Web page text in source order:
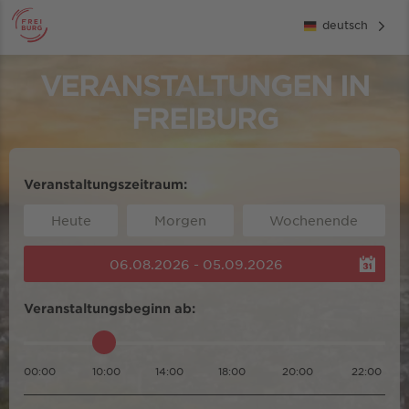
deutsch
VERANSTALTUNGEN IN
FREIBURG
Veranstaltungszeitraum:
Heute Morgen Wochenende
06.08.2026 - 05.09.2026
Veranstaltungsbeginn ab:
00:00 10:00 14:00 18:00 20:00 22:00